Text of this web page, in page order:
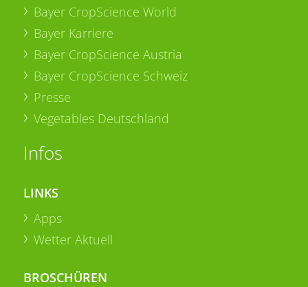
Bayer CropScience World
Bayer Karriere
Bayer CropScience Austria
Bayer CropScience Schweiz
Presse
Vegetables Deutschland
Infos
LINKS
Apps
Wetter Aktuell
BROSCHÜREN